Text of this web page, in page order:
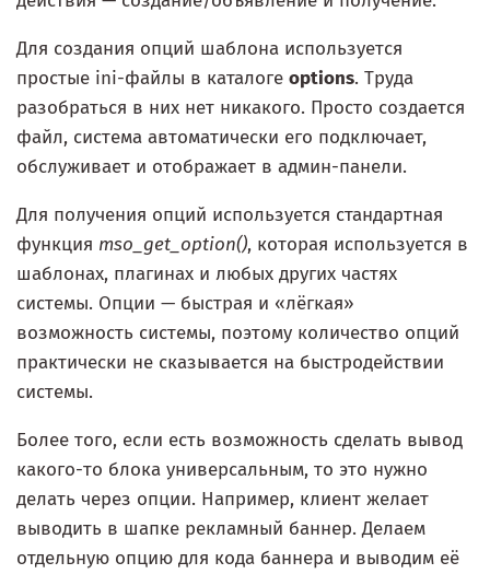
Для создания опций шаблона используется
простые ini-файлы в каталоге options. Труда
разобраться в них нет никакого. Просто создается
файл, система автоматически его подключает,
обслуживает и отображает в админ-панели.
Для получения опций используется стандартная
функция mso_get_option(), которая используется в
шаблонах, плагинах и любых других частях
системы. Опции — быстрая и «лёгкая»
возможность системы, поэтому количество опций
практически не сказывается на быстродействии
системы.
Более того, если есть возможность сделать вывод
какого-то блока универсальным, то это нужно
делать через опции. Например, клиент желает
выводить в шапке рекламный баннер. Делаем
отдельную опцию для кода баннера и выводим её